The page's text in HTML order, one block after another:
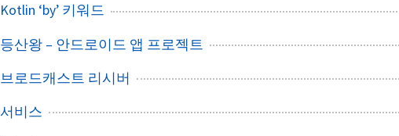
Kotlin ‘by’ 키워드
등산왕 – 안드로이드 앱 프로젝트
브로드캐스트 리시버
서비스